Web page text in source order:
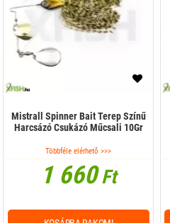
Mistrall Spinner Bait Terep Színű
Harcsázó Csukázó Műcsali 10Gr
Többféle elérhető >>>
1 660Ft